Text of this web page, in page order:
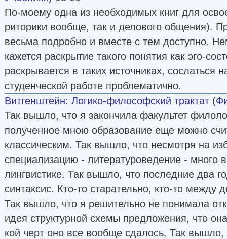
По-моему одна из необходимых книг для
риторики вообще, так и делового общения).
весьма подробно и вместе с тем доступно.
кажется раскрытие такого понятия как эго-
раскрывается в таких источниках, сослаться
студенческой работе проблематично.
Витгенштейн: Логико-философский трактат (
Так вышло, что я закончила факультет
полученное мною образование еще можно
классическим. Так вышло, что несмотря на
специализацию - литературоведение - много
лингвистике. Так вышло, что последние два
синтаксис. Кто-то старательно, кто-то между
Так вышло, что я решительно не понимала
идея структурной схемы предложения, что
кой черт оно все вообще сдалось. Так вышло,